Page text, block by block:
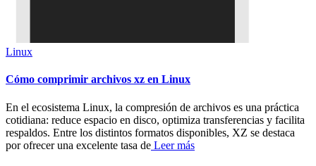
Linux
Cómo comprimir archivos xz en Linux
En el ecosistema Linux, la compresión de archivos es una práctica
cotidiana: reduce espacio en disco, optimiza transferencias y facilita
respaldos. Entre los distintos formatos disponibles, XZ se destaca
por ofrecer una excelente tasa de Leer más